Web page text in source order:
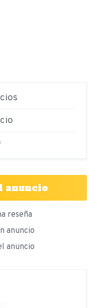
anuncio
reseña
anuncio
anuncio